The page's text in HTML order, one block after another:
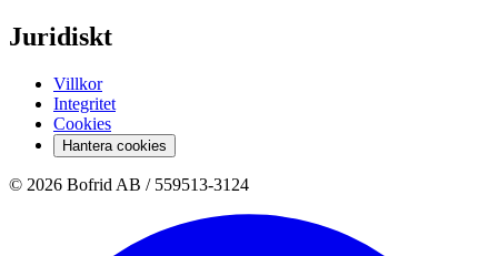
Juridiskt
Villkor
Integritet
Cookies
Hantera cookies
© 2026 Bofrid AB / 559513-3124